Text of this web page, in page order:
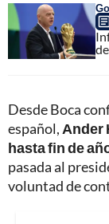
Desde Boca
español, Ander
hasta fin de
pasada al
voluntad de